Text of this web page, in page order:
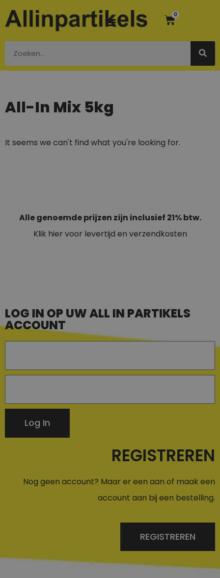
0
All-In Mix 5kg
It seems we can't find what you're looking for.
Alle genoemde prijzen zijn inclusief 21% btw.
Klik hier voor levertijd en verzendkosten
LOG IN OP UW ALL IN PARTIKELS
ACCOUNT
Log In
REGISTREREN
Nog geen account? Maar er een aan of maak een
account aan bij een bestelling.
REGISTREREN